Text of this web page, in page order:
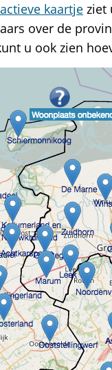
kaartje ziet
over de
u ook zien